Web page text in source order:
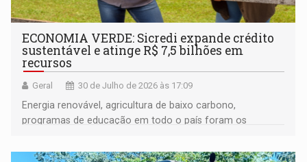
ECONOMIA VERDE: Sicredi expande crédito
sustentável e atinge R$ 7,5 bilhões em
recursos
Geral 30 de Julho de 2026 às 17:09
Energia renovável, agricultura de baixo carbono,
programas de educação em todo o país foram os